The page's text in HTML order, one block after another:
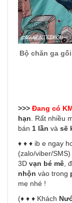
Bộ chăn ga
>>> Đang có
hạn . Rất nhiều
bán 1 lần và sẽ
♦ ♦ ♦ ib e ngay
(zalo/viber/
3D vạn bé mê ,
nhộn vào trong
mẹ nhé !
(♦ ♦ ♦ Khách